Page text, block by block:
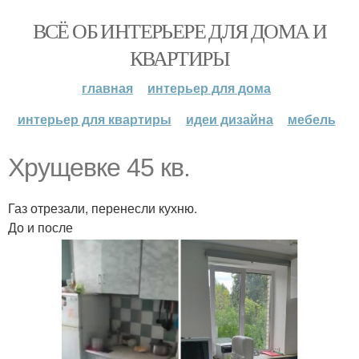
ВСЁ ОБ ИНТЕРЬЕРЕ ДЛЯ ДОМА И
КВАРТИРЫ
главная
интерьер для дома
интерьер для квартиры
идеи дизайна мебель
Хрущевке 45 кв.
Газ отрезали, перенесли кухню.
До и после